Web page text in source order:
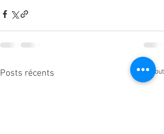
Posts récents Voir tout